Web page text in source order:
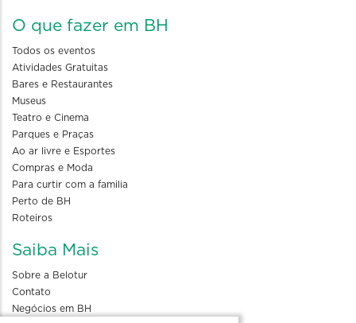
O que fazer em BH
Todos os eventos
Atividades Gratuitas
Bares e Restaurantes
Museus
Teatro e Cinema
Parques e Praças
Ao ar livre e Esportes
Compras e Moda
Para curtir com a familia
Perto de BH
Roteiros
Saiba Mais
Sobre a Belotur
Contato
Negócios em BH